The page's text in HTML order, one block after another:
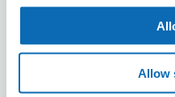
Allow
手提包尺寸:3